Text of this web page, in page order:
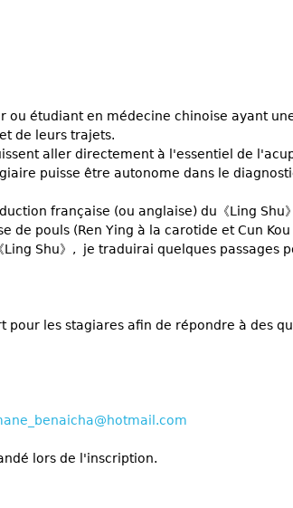
ou étudiant en médecine chinoise ayant
de leurs trajets.
aller directement à l'essentiel de
puisse être autonome dans le
française (ou anglaise) du《Ling Shu
de pouls (Ren Ying à la carotide et Cun
Shu》, je traduirai quelques passages
pour les stagiares afin de répondre à des
lors de l'inscription.